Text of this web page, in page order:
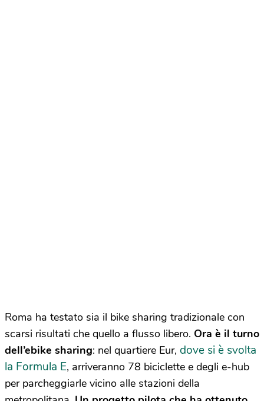
Roma ha testato sia il bike sharing tradizionale con
scarsi risultati che quello a flusso libero. Ora è il turno
dell’ebike sharing: nel quartiere Eur, dove si è svolta
la Formula E, arriveranno 78 biciclette e degli e-hub
per parcheggiarle vicino alle stazioni della